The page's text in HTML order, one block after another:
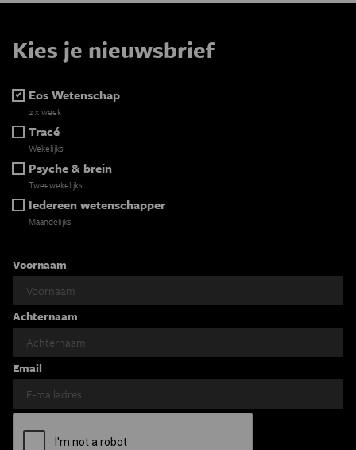
Kies je nieuwsbrief
Eos Wetenschap
2 x week
Tracé
Wekelijks
Psyche & brein
Tweewekelijks
Iedereen wetenschapper
Maandelijks
Voornaam
Achternaam
Email